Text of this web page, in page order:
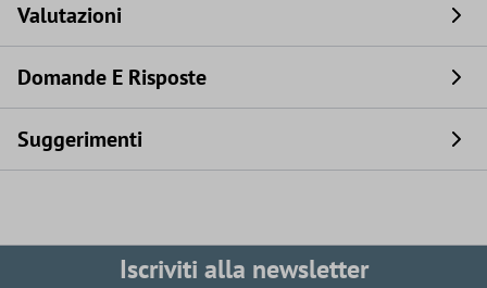
Valutazioni
Domande E Risposte
Suggerimenti
Iscriviti alla newsletter